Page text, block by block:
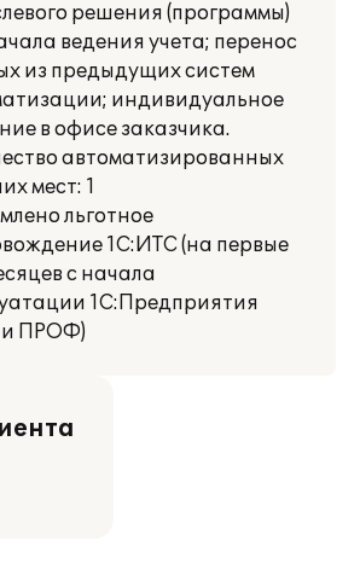
решения (программы)
ведения учета; перенос
из предыдущих систем
индивидуальное
в офисе заказчика.
автоматизированных
мест: 1
льготное
1С:ИТС (на первые
с начала
1С:Предприятия
ПРОФ)